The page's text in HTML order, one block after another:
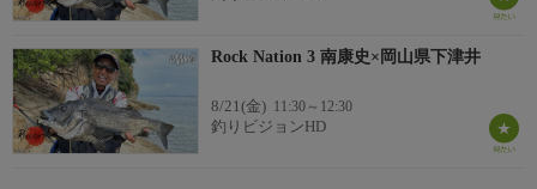
Rock Nation 3 南康史×岡山県下津井
8/21(金) 11:30～12:30
釣りビジョンHD